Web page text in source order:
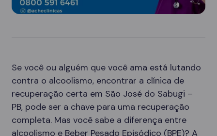
Se você ou alguém que você ama está lutando
contra o alcoolismo, encontrar a clínica de
recuperação certa em São José do Sabugi –
PB, pode ser a chave para uma recuperação
completa. Mas você sabe a diferença entre
alcoolismo e Beber Pesado Episódico (BPE)? A